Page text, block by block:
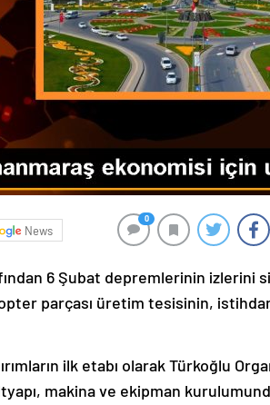
News
0
6 Şubat depremlerinin izlerini
parçası üretim tesisinin,
ilk etabı olarak Türkoğlu
makina ve ekipman